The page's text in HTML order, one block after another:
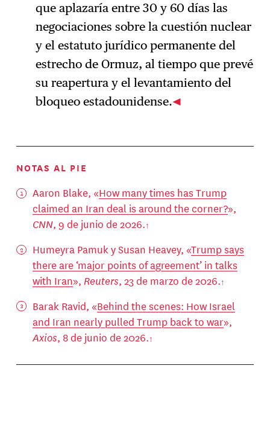
que aplazaría entre 30 y 60 días las
negociaciones sobre la cuestión nuclear
y el estatuto jurídico permanente del
estrecho de Ormuz, al tiempo que prevé
su reapertura y el levantamiento del
bloqueo estadounidense.
NOTAS AL PIE
Aaron Blake, «How many times has Trump
claimed an Iran deal is around the corner?»,
CNN, 9 de junio de 2026.
Humeyra Pamuk y Susan Heavey, «Trump says
there are ‘major points of agreement’ in talks
with Iran», Reuters, 23 de marzo de 2026.
Barak Ravid, «Behind the scenes: How Israel
and Iran nearly pulled Trump back to war»,
Axios, 8 de junio de 2026.